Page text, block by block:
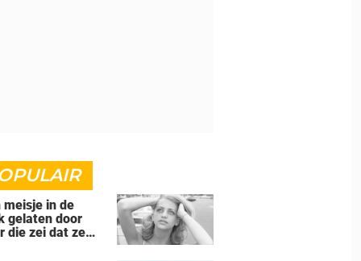
meisje in de
gelaten door
die zei dat ze